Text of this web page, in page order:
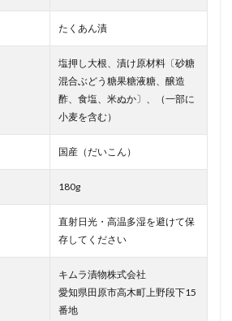
たくあん漬
塩押し大根、漬け原材料〔砂糖
混合ぶどう糖果糖液糖、醸造
酢、食塩、米ぬか〕、（一部に
小麦を含む）
国産（だいこん）
180g
直射日光・高温多湿を避けて保
存してください
キムラ漬物株式会社
愛知県田原市高木町上野段下15
番地